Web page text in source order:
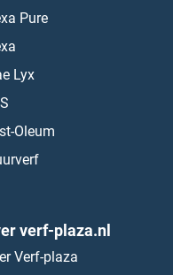
Pure
Lyx
Oleum
verf-plaza.nl
Verf-plaza